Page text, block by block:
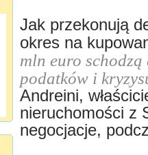
Jak przekonują
okres na
mln euro
podatków i
Andreini,
nieruchomości z
negocjacje,